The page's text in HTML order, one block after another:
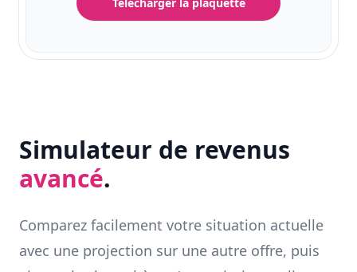
Télécharger la plaquette
Simulateur de revenus
avancé.
Comparez facilement votre situation actuelle
avec une projection sur une autre offre, puis